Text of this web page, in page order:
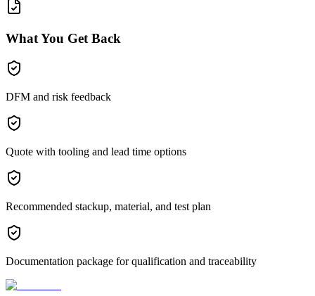
What You Get Back
DFM and risk feedback
Quote with tooling and lead time options
Recommended stackup, material, and test plan
Documentation package for qualification and traceability